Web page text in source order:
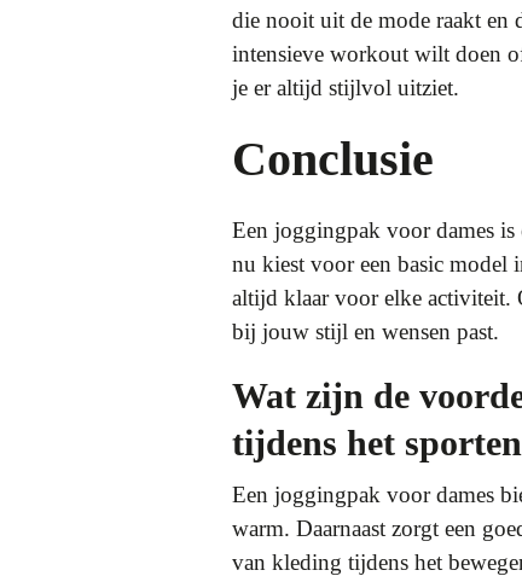
die nooit uit de mode raakt en
intensieve workout wilt doen
je er altijd stijlvol uitziet.
Conclusie
Een joggingpak voor dames
nu kiest voor een basic model
altijd klaar voor elke activiteit.
bij jouw stijl en wensen past.
Wat zijn de
tijdens het
Een joggingpak voor dames
warm. Daarnaast zorgt een
van kleding tijdens het